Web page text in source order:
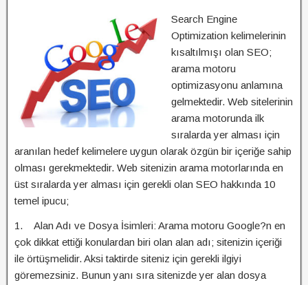
Search Engine
Optimization kelimelerinin
kısaltılmışı olan SEO;
arama motoru
optimizasyonu anlamına
gelmektedir. Web sitelerinin
arama motorunda ilk
sıralarda yer alması için
aranılan hedef kelimelere uygun olarak özgün bir içeriğe sahip
olması gerekmektedir. Web sitenizin arama motorlarında en
üst sıralarda yer alması için gerekli olan SEO hakkında 10
temel ipucu;
1. Alan Adı ve Dosya İsimleri: Arama motoru Google?n en
çok dikkat ettiği konulardan biri olan alan adı; sitenizin içeriği
ile örtüşmelidir. Aksi taktirde siteniz için gerekli ilgiyi
göremezsiniz. Bunun yanı sıra sitenizde yer alan dosya